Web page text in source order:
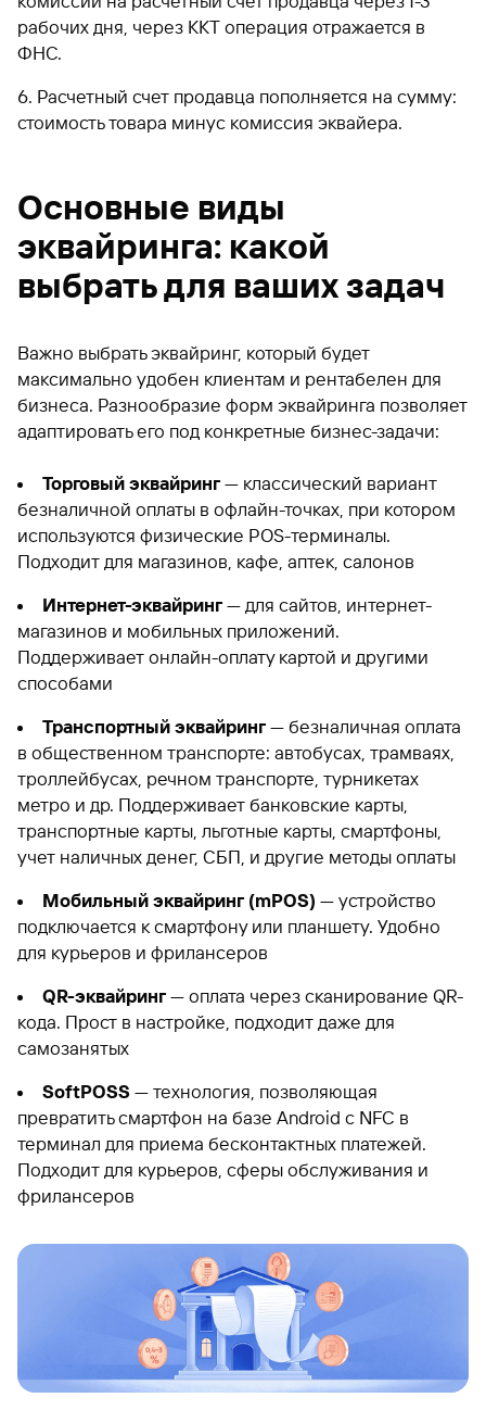
рабочих дня, через ККТ операция отражается в
ФНС.
Расчетный счет продавца пополняется на сумму:
стоимость товара минус комиссия эквайера.
Основные виды
эквайринга: какой
выбрать для ваших задач
Важно выбрать эквайринг, который будет
максимально удобен клиентам и рентабелен для
бизнеса. Разнообразие форм эквайринга позволяет
адаптировать его под конкретные бизнес-задачи:
Торговый эквайринг — классический вариант
безналичной оплаты в офлайн-точках, при котором
используются физические POS-терминалы.
Подходит для магазинов, кафе, аптек, салонов
Интернет-эквайринг — для сайтов, интернет-
магазинов и мобильных приложений.
Поддерживает онлайн-оплату картой и другими
способами
Транспортный эквайринг — безналичная оплата
в общественном транспорте: автобусах, трамваях,
троллейбусах, речном транспорте, турникетах
метро и др. Поддерживает банковские карты,
транспортные карты, льготные карты, смартфоны,
учет наличных денег, СБП, и другие методы оплаты
Мобильный эквайринг (mPOS) — устройство
подключается к смартфону или планшету. Удобно
для курьеров и фрилансеров
QR-эквайринг — оплата через сканирование QR-
кода. Прост в настройке, подходит даже для
самозанятых
SoftPOSS — технология, позволяющая
превратить смартфон на базе Android с NFC в
терминал для приема бесконтактных платежей.
Подходит для курьеров, сферы обслуживания и
фрилансеров